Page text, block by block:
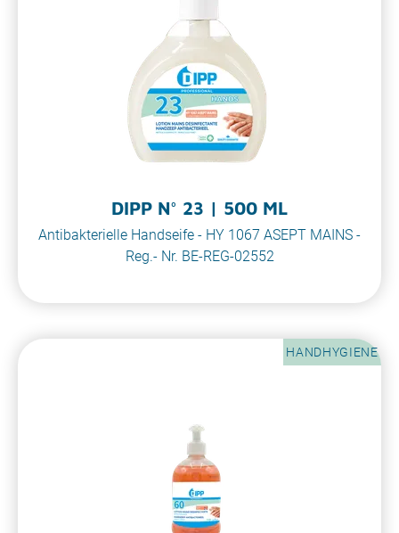
DIPP N° 23 | 500 ML
Antibakterielle Handseife - HY 1067 ASEPT MAINS -
Reg.- Nr. BE-REG-02552
HANDHYGIENE